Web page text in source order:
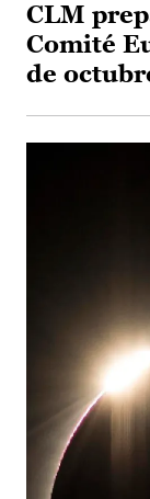
CLM
Comité
de